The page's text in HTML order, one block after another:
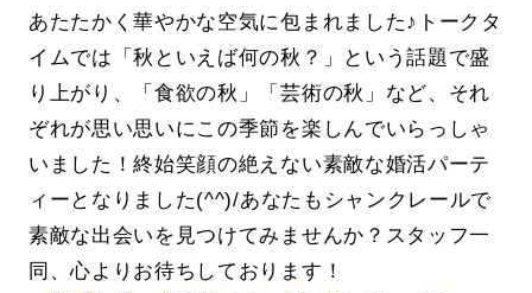
あたたかく華やかな空気に包まれました♪トークタ
イムでは「秋といえば何の秋？」という話題で盛
り上がり、「食欲の秋」「芸術の秋」など、それ
ぞれが思い思いにこの季節を楽しんでいらっしゃ
いました！終始笑顔の絶えない素敵な婚活パーテ
ィーとなりました(^^)/あなたもシャンクレールで
素敵な出会いを見つけてみませんか？スタッフ一
同、心よりお待ちしております！